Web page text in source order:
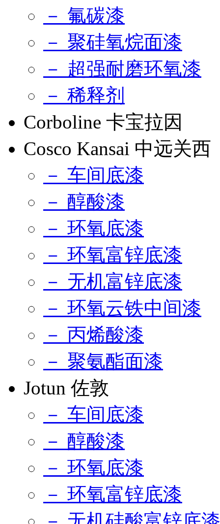
－ 氟碳漆
－ 聚硅氧烷面漆
－ 超强耐磨环氧漆
－ 稀释剂
Corboline 卡宝拉因
Cosco Kansai 中远关西
－ 车间底漆
－ 醇酸漆
－ 环氧底漆
－ 环氧富锌底漆
－ 无机富锌底漆
－ 环氧云铁中间漆
－ 丙烯酸漆
－ 聚氨酯面漆
Jotun 佐敦
－ 车间底漆
－ 醇酸漆
－ 环氧底漆
－ 环氧富锌底漆